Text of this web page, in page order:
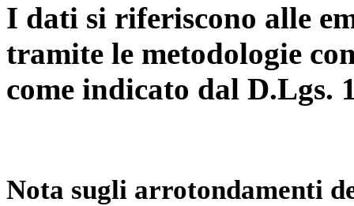
I dati si riferiscono alle
tramite le metodologie
come indicato dal D.Lgs.
Nota sugli arrotondamenti